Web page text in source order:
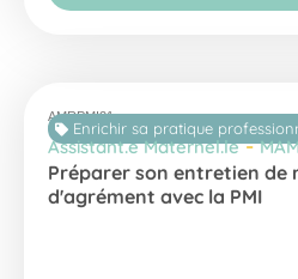
AMRPMI21
Enrichir sa pratique
Assistant.e Maternel.le-
Préparer son entretien de
d'agrément avec la PMI